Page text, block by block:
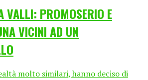
VALLI: PROMOSERIO E
VICINI AD UN
molto similari, hanno deciso di